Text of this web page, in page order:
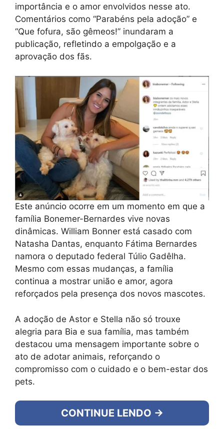
importância e o amor envolvidos nesse ato.
Comentários como “Parabéns pela adoção” e
“Que fofura, são gêmeos!” inundaram a
publicação, refletindo a empolgação e a
aprovação dos fãs.
Este anúncio ocorre em um momento em que a
família Bonemer-Bernardes vive novas
dinâmicas. William Bonner está casado com
Natasha Dantas, enquanto Fátima Bernardes
namora o deputado federal Túlio Gadêlha.
Mesmo com essas mudanças, a família
continua a mostrar união e amor, agora
reforçados pela presença dos novos mascotes.
A adoção de Astor e Stella não só trouxe
alegria para Bia e sua família, mas também
destacou uma mensagem importante sobre o
ato de adotar animais, reforçando o
compromisso com o cuidado e o bem-estar dos
pets.
CONTINUE LENDO →